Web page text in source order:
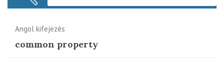
Angol kifejezés
common property